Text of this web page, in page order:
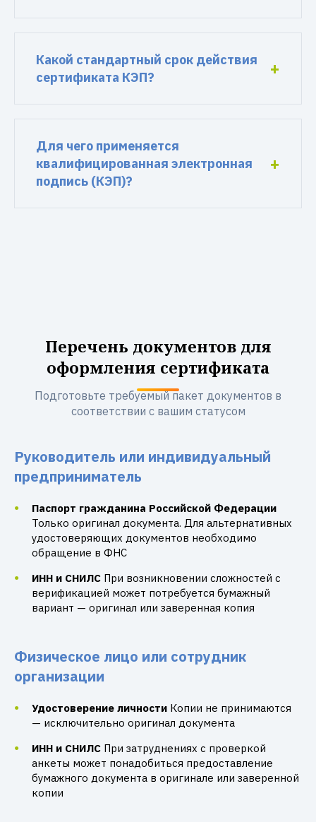
Какой стандартный срок действия
сертификата КЭП?
Для чего применяется
квалифицированная электронная
подпись (КЭП)?
Перечень документов для
оформления сертификата
Подготовьте требуемый пакет документов в
соответствии с вашим статусом
Руководитель или индивидуальный
предприниматель
Паспорт гражданина Российской Федерации
Только оригинал документа. Для альтернативных
удостоверяющих документов необходимо
обращение в ФНС
ИНН и СНИЛС При возникновении сложностей с
верификацией может потребуется бумажный
вариант — оригинал или заверенная копия
Физическое лицо или сотрудник
организации
Удостоверение личности Копии не принимаются
— исключительно оригинал документа
ИНН и СНИЛС При затруднениях с проверкой
анкеты может понадобиться предоставление
бумажного документа в оригинале или заверенной
копии